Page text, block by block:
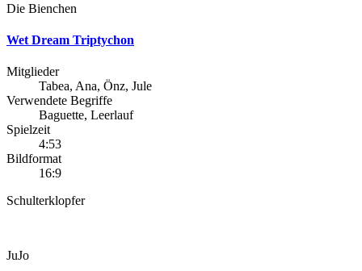
Die Bienchen
Wet Dream Triptychon
Mitglieder
Tabea, Ana, Önz, Jule
Verwendete Begriffe
Baguette, Leerlauf
Spielzeit
4:53
Bildformat
16:9
Schulterklopfer
JuJo